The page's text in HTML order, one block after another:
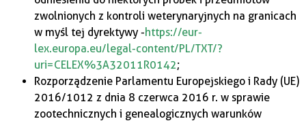
zwolnionych z kontroli weterynaryjnych na granicach
w myśl tej dyrektywy -https://eur-
lex.europa.eu/legal-content/PL/TXT/?
uri=CELEX%3A32011R0142;
Rozporządzenie Parlamentu Europejskiego i Rady (UE)
2016/1012 z dnia 8 czerwca 2016 r. w sprawie
zootechnicznych i genealogicznych warunków